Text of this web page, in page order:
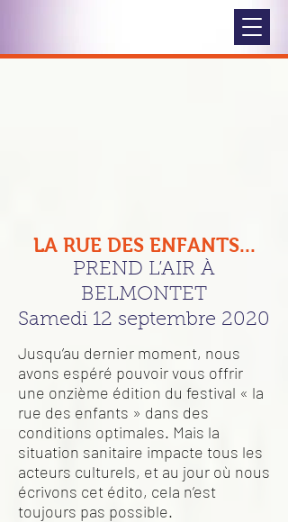
LA RUE DES ENFANTS...
PREND L’AIR À
BELMONTET
Samedi 12 septembre 2020
Jusqu’au dernier moment, nous
avons espéré pouvoir vous offrir
une onzième édition du festival « la
rue des enfants » dans des
conditions optimales. Mais la
situation sanitaire impacte tous les
acteurs culturels, et au jour où nous
écrivons cet édito, cela n’est
toujours pas possible.